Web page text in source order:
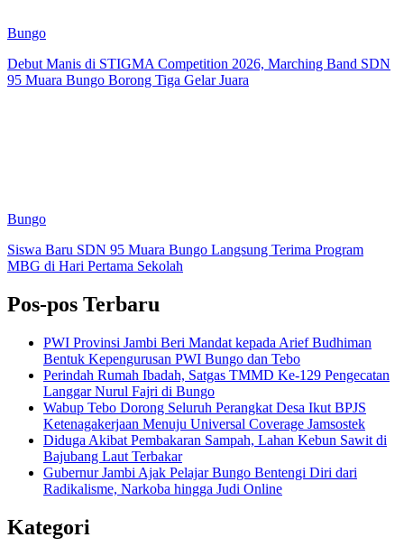
Bungo
Debut Manis di STIGMA Competition 2026, Marching Band SDN
95 Muara Bungo Borong Tiga Gelar Juara
Bungo
Siswa Baru SDN 95 Muara Bungo Langsung Terima Program
MBG di Hari Pertama Sekolah
Pos-pos Terbaru
PWI Provinsi Jambi Beri Mandat kepada Arief Budhiman
Bentuk Kepengurusan PWI Bungo dan Tebo
Perindah Rumah Ibadah, Satgas TMMD Ke-129 Pengecatan
Langgar Nurul Fajri di Bungo
Wabup Tebo Dorong Seluruh Perangkat Desa Ikut BPJS
Ketenagakerjaan Menuju Universal Coverage Jamsostek
Diduga Akibat Pembakaran Sampah, Lahan Kebun Sawit di
Bajubang Laut Terbakar
Gubernur Jambi Ajak Pelajar Bungo Bentengi Diri dari
Radikalisme, Narkoba hingga Judi Online
Kategori